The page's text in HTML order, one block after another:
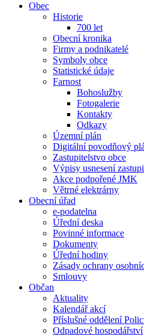
Obec
Historie
700 let
Obecní kronika
Firmy a podnikatelé
Symboly obce
Statistické údaje
Farnost
Bohoslužby
Fotogalerie
Kontakty
Odkazy
Územní plán
Digitální povodňový
Zastupitelstvo obce
Výpisy usnesení
Akce podpořené JMK
Větrné elektrárny
Obecní úřad
e-podatelna
Úřední deska
Povinné informace
Dokumenty
Úřední hodiny
Zásady ochrany
Smlouvy
Občan
Aktuality
Kalendář akcí
Příslušné oddělení
Odpadové hospodářství